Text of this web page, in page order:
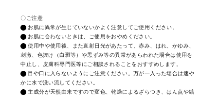
〇ご注意
お肌に異常が生じていないかよく注意してご使用ください。
お肌に合わないときは、ご使用をおやめください。
使用中や使用後、また直射日光があたって、赤み、はれ、かゆみ、
刺激、色抜け（白斑等）や黒ずみ等の異常があらわれた場合は使用を
中止し、皮膚科専門医等にご相談されることをおすすめします。
目や口に入らないようにご注意ください。万が一入った場合は速や
かに水で洗い流してください。
主成分が天然由来ですので変色、乾燥によるざらつき、はん点や縞